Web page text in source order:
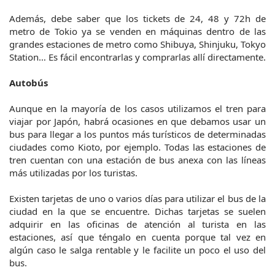
Además, debe saber que los tickets de 24, 48 y 72h de
metro de Tokio ya se venden en máquinas dentro de las
grandes estaciones de metro como Shibuya, Shinjuku, Tokyo
Station… Es fácil encontrarlas y comprarlas allí directamente.
Autobús
Aunque en la mayoría de los casos utilizamos el tren para
viajar por Japón, habrá ocasiones en que debamos usar un
bus para llegar a los puntos más turísticos de determinadas
ciudades como Kioto, por ejemplo. Todas las estaciones de
tren cuentan con una estación de bus anexa con las líneas
más utilizadas por los turistas.
Existen tarjetas de uno o varios días para utilizar el bus de la
ciudad en la que se encuentre. Dichas tarjetas se suelen
adquirir en las oficinas de atención al turista en las
estaciones, así que téngalo en cuenta porque tal vez en
algún caso le salga rentable y le facilite un poco el uso del
bus.